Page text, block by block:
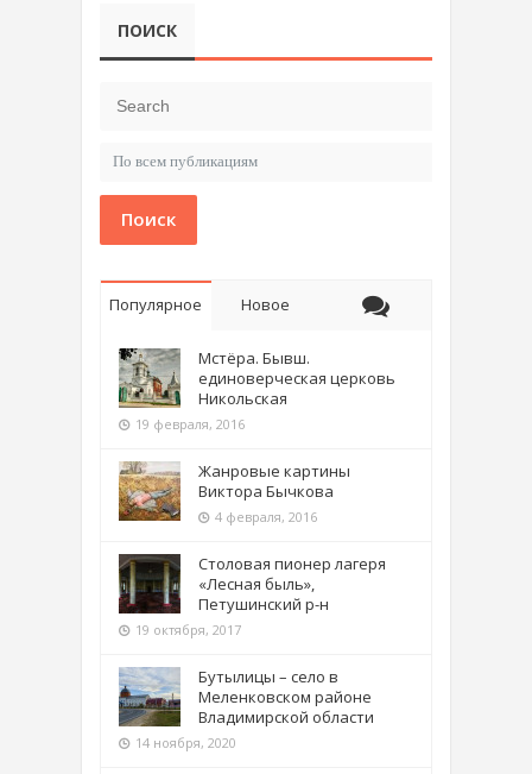
ПОИСК
Поиск
Популярное Новое
Мстёра. Бывш.
единоверческая церковь
Никольская
19 февраля, 2016
Жанровые картины
Виктора Бычкова
4 февраля, 2016
Столовая пионер лагеря
«Лесная быль»,
Петушинский р-н
19 октября, 2017
Бутылицы – село в
Меленковском районе
Владимирской области
14 ноября, 2020